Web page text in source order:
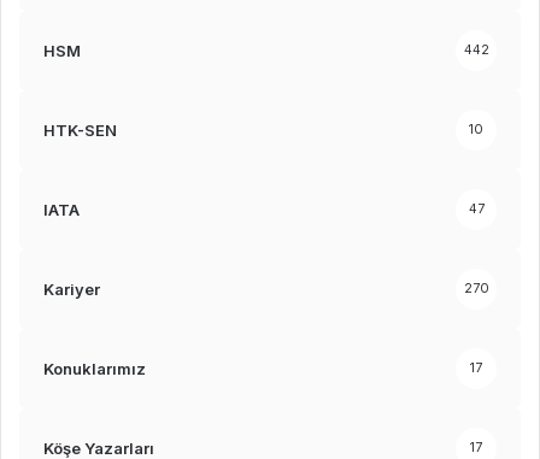
HSM 442
HTK-SEN 10
IATA 47
Kariyer 270
Konuklarımız 17
Köşe Yazarları 17